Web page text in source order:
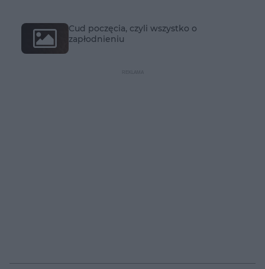
Cud poczęcia, czyli wszystko o
zapłodnieniu